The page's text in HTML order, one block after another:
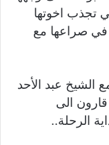
تجذب اخوتها
في صراعها مع
الشيخ عبد الأحد
قارون الى
الرحلة..